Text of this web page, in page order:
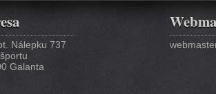
Nálepku 737
Galanta